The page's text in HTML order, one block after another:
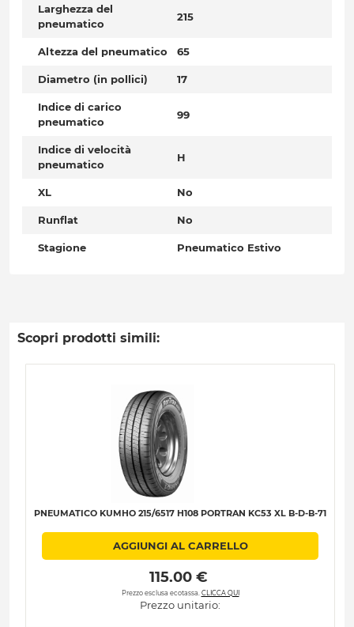
Larghezza del
pneumatico
215
Altezza del pneumatico 65
Diametro (in pollici) 17
Indice di carico
pneumatico
99
Indice di velocità
pneumatico
H
XL No
Runflat No
Stagione Pneumatico Estivo
Scopri prodotti simili:
PNEUMATICO KUMHO 215/6517 H108 PORTRAN KC53 XL B-D-B-71
AGGIUNGI AL CARRELLO
115.00 €
Prezzo esclusa ecotassa. CLICCA QUI
Prezzo unitario: